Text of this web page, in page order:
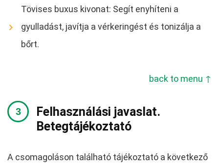
Tövises buxus kivonat: Segít enyhíteni a
gyulladást, javítja a vérkeringést és tonizálja a
bőrt.
back to menu ↑
Felhasználási javaslat.
Betegtájékoztató
A csomagoláson található tájékoztató a következő